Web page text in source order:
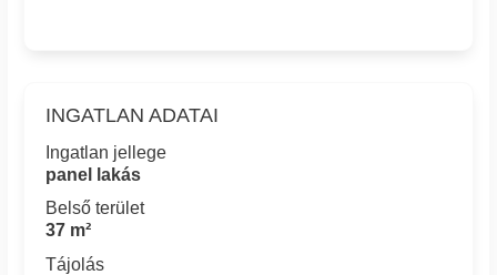
INGATLAN ADATAI
Ingatlan jellege
panel lakás
Belső terület
37 m²
Tájolás